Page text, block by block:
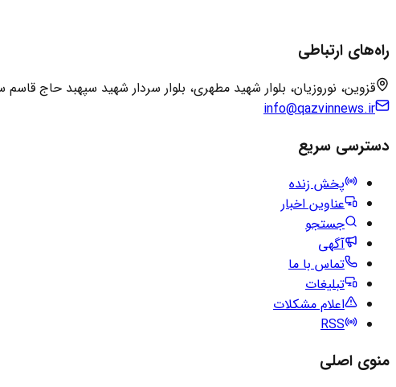
راه‌های ارتباطی
قزوین، نوروزیان، بلوار شهید مطهری، بلوار سردار شهید سپهبد حاج قاسم
info@qazvinnews.ir
دسترسی سریع
پخش زنده
عناوین اخبار
جستجو
آگهی
تماس با ما
تبلیغات
اعلام مشکلات
RSS
منوی اصلی